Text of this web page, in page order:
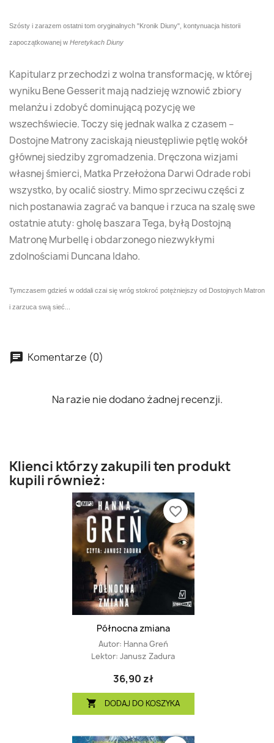
Szósty i zarazem ostatni tom oryginalnych "Kronik Diuny", kontynuacja historii
zapoczątkowanej w Heretykach Diuny
Kapitularz przechodzi z wolna transformację, w której
wyniku Bene Gesserit mają nadzieję wznowić zbiory
melanżu i zdobyć dominującą pozycję we
wszechświecie. Toczy się jednak walka z czasem –
Dostojne Matrony zaciskają nieustępliwie pętlę wokół
głównej siedziby zgromadzenia. Dręczona wizjami
własnej śmierci, Matka Przełożona Darwi Odrade robi
wszystko, by ocalić siostry. Mimo sprzeciwu części z
nich postanawia zagrać va banque i rzuca na szalę swe
ostatnie atuty: gholę baszara Tega, byłą Dostojną
Matronę Murbellę i obdarzonego niezwykłymi
zdolnościami Duncana Idaho.
Tymczasem gdzieś w oddali czai się wróg stokroć potężniejszy od Dostojnych Matron
i zarzuca swą sieć...
Komentarze (0)
Na razie nie dodano żadnej recenzji.
Klienci którzy zakupili ten produkt
kupili również:
Północna zmiana
Autor: Hanna Greń
Lektor: Janusz Zadura
36,90 zł
 DODAJ DO KOSZYKA
favorite_border